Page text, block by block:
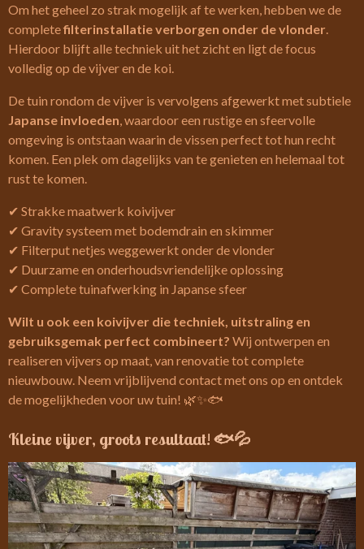
Om het geheel zo strak mogelijk af te werken, hebben we de
completefilterinstallatie verborgen onder de vlonder.
Hierdoor blijft alle techniek uit het zicht en ligt de focus
volledig op de vijver en de koi.
De tuin rondom de vijver is vervolgens afgewerkt met subtiele
Japanse invloeden, waardoor een rustige en sfeervolle
omgeving is ontstaan waarin de vissen perfect tot hun recht
komen. Een plek om dagelijks van te genieten en helemaal tot
rust te komen.
✔ Strakke maatwerk koivijver
✔ Gravity systeem met bodemdrain en skimmer
✔ Filterput netjes weggewerkt onder de vlonder
✔ Duurzame en onderhoudsvriendelijke oplossing
✔ Complete tuinafwerking in Japanse sfeer
Wilt u ook een koivijver die techniek, uitstraling en
gebruiksgemak perfect combineert? Wij ontwerpen en
realiseren vijvers op maat, van renovatie tot complete
nieuwbouw. Neem vrijblijvend contact met ons op en ontdek
de mogelijkheden voor uw tuin! 🌿✨🐟
Kleine vijver, groots resultaat! 🐟💦